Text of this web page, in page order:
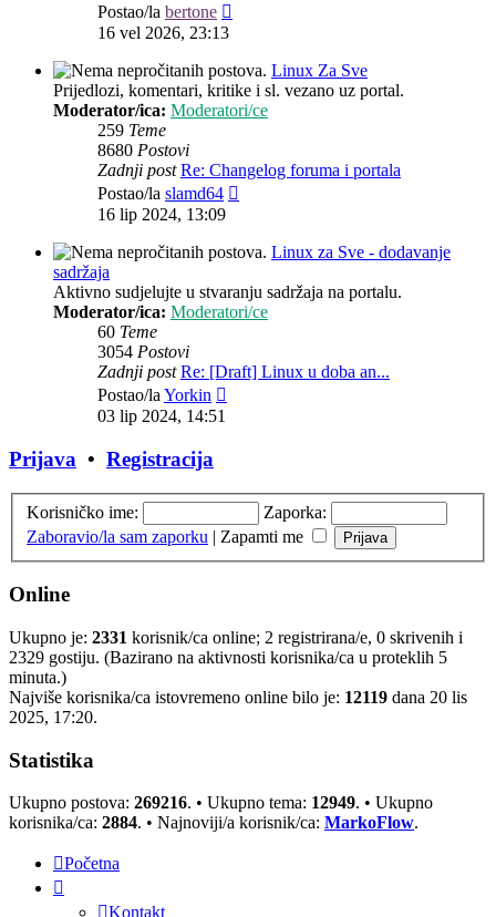
Postao/la bertone
16 vel 2026, 23:13
Linux Za Sve
Prijedlozi, komentari, kritike i sl. vezano uz portal.
Moderator/ica: Moderatori/ce
259 Teme
8680 Postovi
Zadnji post Re: Changelog foruma i portala
Postao/la slamd64
16 lip 2024, 13:09
Linux za Sve - dodavanje
sadržaja
Aktivno sudjelujte u stvaranju sadržaja na portalu.
Moderator/ica: Moderatori/ce
60 Teme
3054 Postovi
Zadnji post Re: [Draft] Linux u doba an...
Postao/laYorkin
03 lip 2024, 14:51
Prijava • Registracija
Korisničko ime:
Zaporka:
Zaboravio/la sam zaporku | Zapamti me
Online
Ukupno je: 2331 korisnik/ca online; 2 registrirana/e, 0 skrivenih i
2329 gostiju. (Bazirano na aktivnosti korisnika/ca u proteklih 5
minuta.)
Najviše korisnika/ca istovremeno online bilo je: 12119 dana 20 lis
2025, 17:20.
Statistika
Ukupno postova: 269216. • Ukupno tema: 12949. • Ukupno
korisnika/ca: 2884. • Najnoviji/a korisnik/ca: MarkoFlow.
Početna
Kontakt